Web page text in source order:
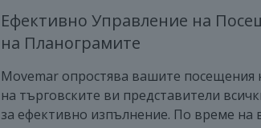
Ефективно Управление на
на Планограмите
Movemar опростява вашите посещения
на търговските ви представители
за ефективно изпълнение. По време на